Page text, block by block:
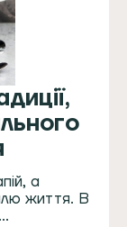
а
життя. В